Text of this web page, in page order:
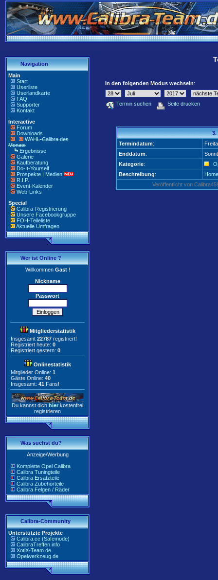
Navigation
Main
Start
Userliste
Userlandkarte
FAQ
Supporter
Kontakt
Interactive
Forum
Downloads
WAHL-Calibra des
Monats
Ergebnisse
Galerie
Kaufberatung
Do-It-Yourself
Prospekte | Medien
R.I.P.
Event-Kalender
Web-Links
Special
Calibra-Registrierung
Unsere Facebookgruppe
FOH-Teileliste
Aktuelle Umfragen
Wer ist Online ?
WillkommenGast!
Nickname
Passwort
Mitgliederstatistik
Insgesamt 22787 registriert!
Registriert heute: 0
Registriert gestern: 0
Onlinestatistik
Mitglieder Online: 1
Gäste Online: 40
Insgesamt: 41 Fans!
Du kannst dich hier kostenfrei
registrieren
Was suchst du?
Anzeige/Werbung
Komplette Opel Calibra
Calibra Tuningteile
Calibra Ersatzteile
Calibra Zubehörteile
Calibra Felgen / Räder
Calibra-Community
Unterstützte Projekte
Calibra.cc (Safemode)
CalibraTreffen.info
XotiX-Team.de
Opelwerkzeug.de
In den folgenden Modus wechseln:
Termin suchen Seite drucken
3.
Termindatum:
Enddatum:
Kategorie:
Beschreibung:
Veröffentlicht von